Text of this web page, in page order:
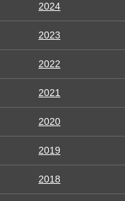
2024
2023
2022
2021
2020
2019
2018